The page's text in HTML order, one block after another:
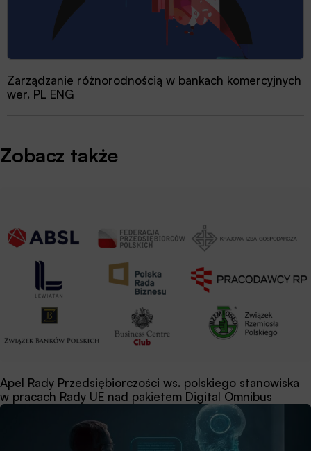
Zarządzanie różnorodnością w bankach komercyjnych
wer. PL ENG
Zobacz także
Apel Rady Przedsiębiorczości ws. polskiego stanowiska
w pracach Rady UE nad pakietem Digital Omnibus